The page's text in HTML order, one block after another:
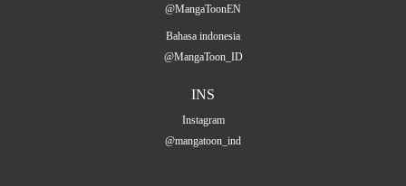
@MangaToonEN
Bahasa indonesia
@MangaToon_ID
INS
Instagram
@mangatoon_ind